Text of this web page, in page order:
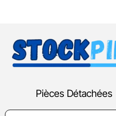
contenu
Pièces